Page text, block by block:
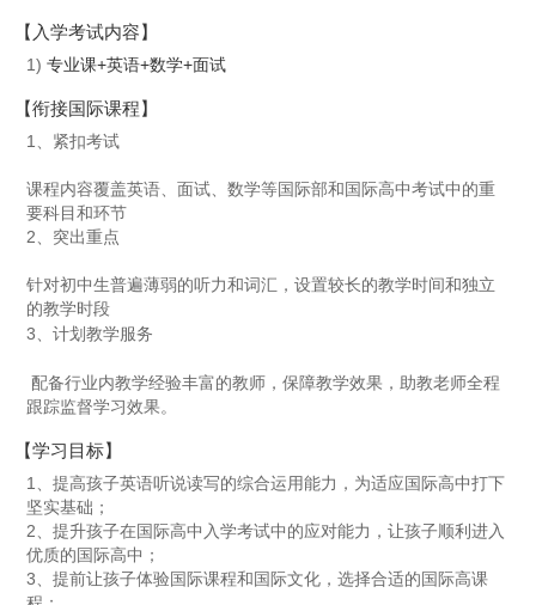
【入学考试内容】
1) 专业课+英语+数学+面试
【衔接国际课程】
1、紧扣考试
课程内容覆盖英语、面试、数学等国际部和国际高中考试中的重
要科目和环节
2、突出重点
针对初中生普遍薄弱的听力和词汇，设置较长的教学时间和独立
的教学时段
3、计划教学服务
配备行业内教学经验丰富的教师，保障教学效果，助教老师全程
跟踪监督学习效果。
【学习目标】
1、提高孩子英语听说读写的综合运用能力，为适应国际高中打下
坚实基础；
2、提升孩子在国际高中入学考试中的应对能力，让孩子顺利进入
优质的国际高中；
3、提前让孩子体验国际课程和国际文化，选择合适的国际高课